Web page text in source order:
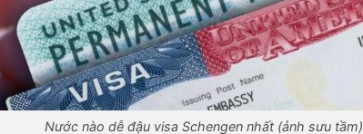
Nước nào dễ đậu visa Schengen nhất (ảnh sưu tầm)